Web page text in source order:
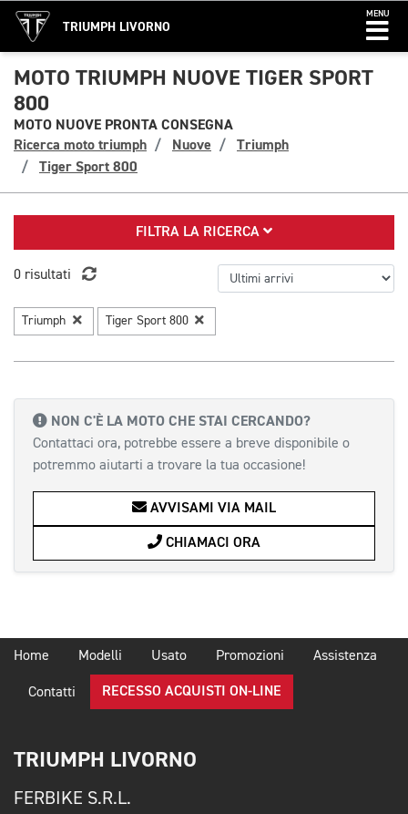
TRIUMPH LIVORNO
MENU
MOTO TRIUMPH NUOVE TIGER SPORT
800
MOTO NUOVE PRONTA CONSEGNA
Ricerca moto triumph
Nuove
Triumph
Tiger Sport 800
FILTRA LA RICERCA
0 risultati
Triumph Tiger Sport 800
NON C'È LA MOTO CHE STAI CERCANDO?
Contattaci ora, potrebbe essere a breve disponibile o
potremmo aiutarti a trovare la tua occasione!
AVVISAMI VIA MAIL
CHIAMACI ORA
Home Modelli Usato Promozioni Assistenza
Contatti RECESSO ACQUISTI ON-LINE
TRIUMPH LIVORNO
FERBIKE S.R.L.